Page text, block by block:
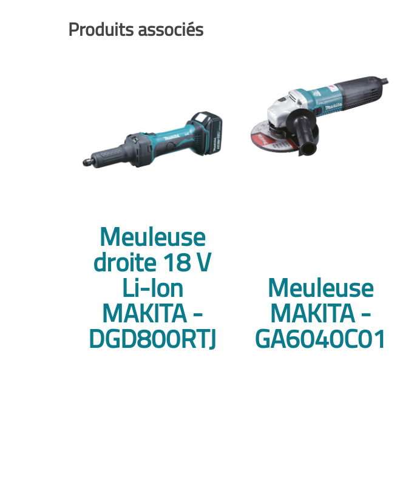
Produits associés
Meuleuse
droite 18 V
Li-Ion
MAKITA -
DGD800RTJ
Meuleuse
MAKITA -
GA6040C01